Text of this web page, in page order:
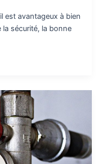
est avantageux à bien
la sécurité, la bonne